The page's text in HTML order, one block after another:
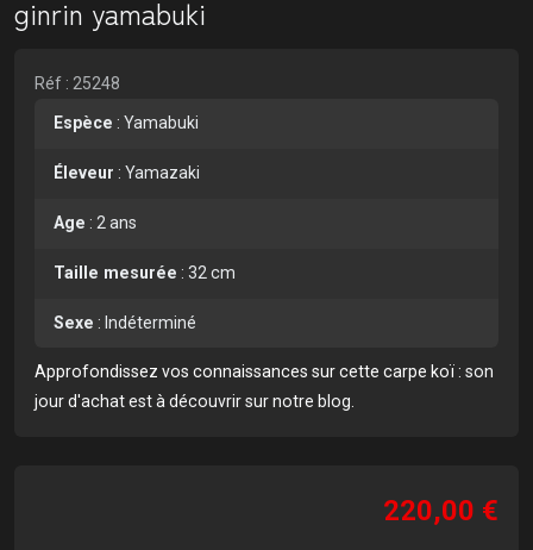
ginrin yamabuki
Réf : 25248
Espèce : Yamabuki
Éleveur : Yamazaki
Age : 2 ans
Taille mesurée : 32 cm
Sexe : Indéterminé
Approfondissez vos connaissances sur cette carpe koï : son
jour d'achat est à découvrir sur notre blog
220,00 €